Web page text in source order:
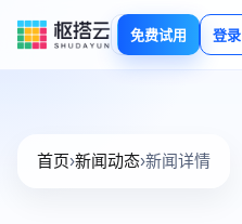
免费试用 登录
首页›新闻动态›新闻详情